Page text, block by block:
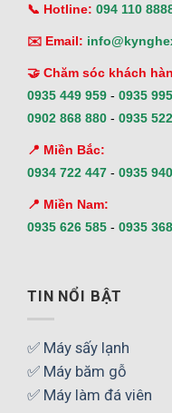
📞 Hotline: 094 110
✉️ Email:
🤝 Chăm sóc khách
0935 449 959 - 0935
0902 868 880 - 0935
📍 Miền Bắc:
0934 722 447 - 0935
📍 Miền Nam:
0935 626 585 - 0935
TIN NỔI BẬT
✅ Máy sấy lạnh
✅ Máy băm gỗ
✅ Máy làm đá viên